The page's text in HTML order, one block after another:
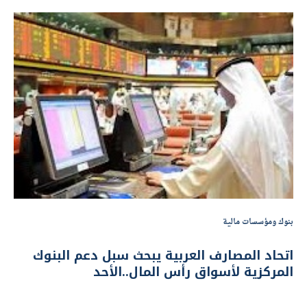
بنوك ومؤسسات مالية
اتحاد المصارف العربية يبحث سبل دعم البنوك
المركزية لأسواق رأس المال..الأحد